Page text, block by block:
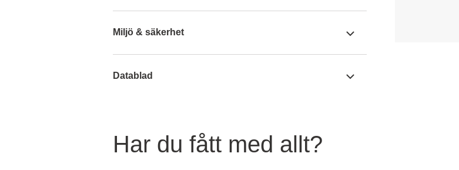
Miljö & säkerhet
Datablad
Har du fått med allt?